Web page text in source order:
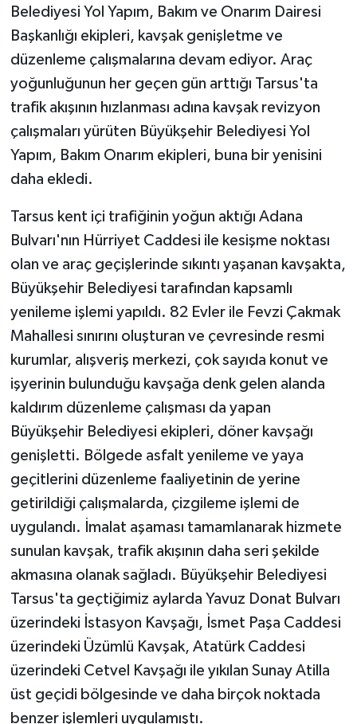
Belediyesi Yol Yapım, Bakım ve Onarım Dairesi
Başkanlığı ekipleri, kavşak genişletme ve
düzenleme çalışmalarına devam ediyor. Araç
yoğunluğunun her geçen gün arttığı Tarsus'ta
trafik akışının hızlanması adına kavşak revizyon
çalışmaları yürüten Büyükşehir Belediyesi Yol
Yapım, Bakım Onarım ekipleri, buna bir yenisini
daha ekledi.
Tarsus kent içi trafiğinin yoğun aktığı Adana
Bulvarı'nın Hürriyet Caddesi ile kesişme noktası
olan ve araç geçişlerinde sıkıntı yaşanan kavşakta,
Büyükşehir Belediyesi tarafından kapsamlı
yenileme işlemi yapıldı. 82 Evler ile Fevzi Çakmak
Mahallesi sınırını oluşturan ve çevresinde resmi
kurumlar, alışveriş merkezi, çok sayıda konut ve
işyerinin bulunduğu kavşağa denk gelen alanda
kaldırım düzenleme çalışması da yapan
Büyükşehir Belediyesi ekipleri, döner kavşağı
genişletti. Bölgede asfalt yenileme ve yaya
geçitlerini düzenleme faaliyetinin de yerine
getirildiği çalışmalarda, çizgileme işlemi de
uygulandı. İmalat aşaması tamamlanarak hizmete
sunulan kavşak, trafik akışının daha seri şekilde
akmasına olanak sağladı. Büyükşehir Belediyesi
Tarsus'ta geçtiğimiz aylarda Yavuz Donat Bulvarı
üzerindeki İstasyon Kavşağı, İsmet Paşa Caddesi
üzerindeki Üzümlü Kavşak, Atatürk Caddesi
üzerindeki Cetvel Kavşağı ile yıkılan Sunay Atilla
üst geçidi bölgesinde ve daha birçok noktada
benzer işlemleri uygulamıştı.